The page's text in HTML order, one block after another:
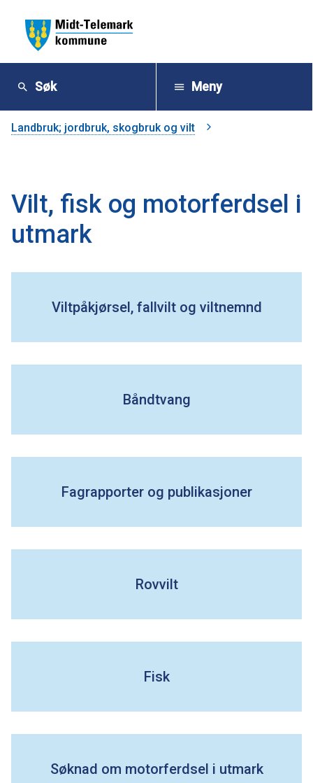
M
d
T
e
l
a
k
m
n
Søk Meny
Du
her:
Landbruk; jordbruk, skogbruk og vilt
Vilt, fisk og motorferdsel i
utmark
Viltpåkjørsel, fallvilt og viltnemnd
Båndtvang
Fagrapporter og publikasjoner
Rovvilt
Fisk
Søknad om motorferdsel i utmark